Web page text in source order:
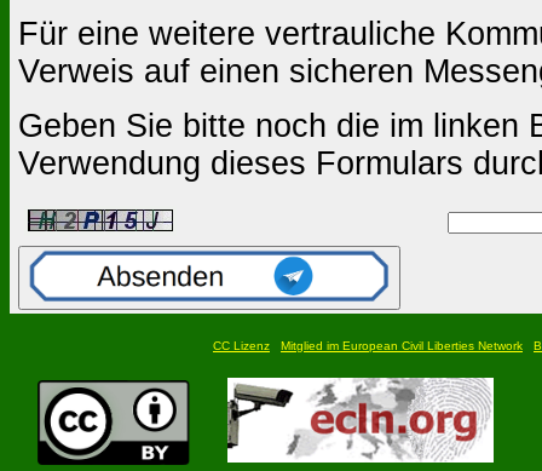
Für eine weitere vertrauliche
Verweis auf einen sicheren
Geben Sie bitte noch die im linken
Verwendung dieses Formulars
CC Lizenz Mitglied im European Civil Liberties Network